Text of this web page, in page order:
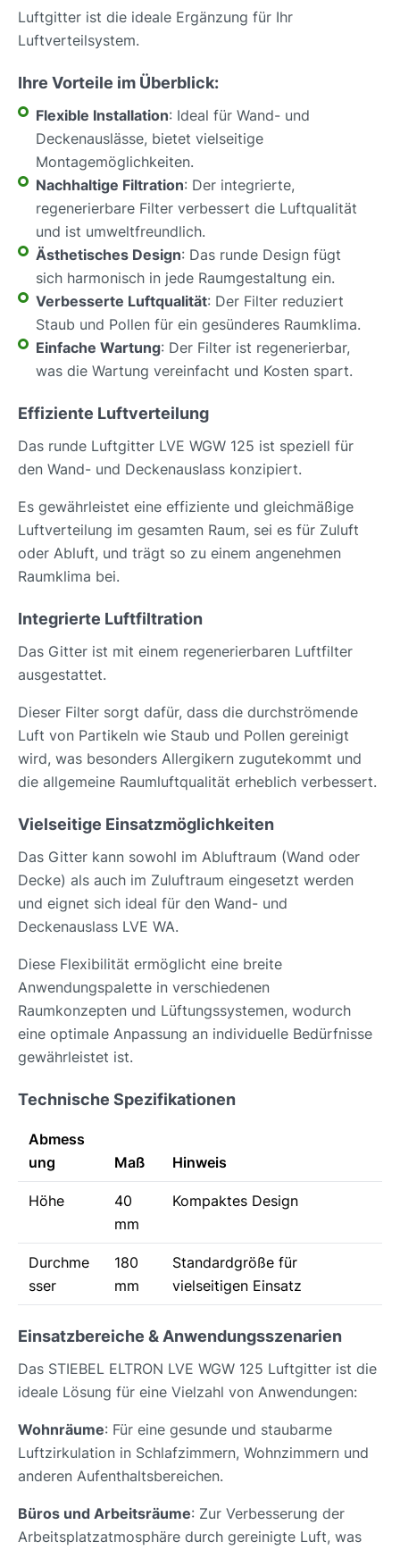
Luftgitter ist die ideale Ergänzung für Ihr
Luftverteilsystem.
Ihre Vorteile im Überblick:
Flexible Installation: Ideal für Wand- und
Deckenauslässe, bietet vielseitige
Montagemöglichkeiten.
Nachhaltige Filtration: Der integrierte,
regenerierbare Filter verbessert die Luftqualität
und ist umweltfreundlich.
Ästhetisches Design: Das runde Design fügt
sich harmonisch in jede Raumgestaltung ein.
Verbesserte Luftqualität: Der Filter reduziert
Staub und Pollen für ein gesünderes Raumklima.
Einfache Wartung: Der Filter ist regenerierbar,
was die Wartung vereinfacht und Kosten spart.
Effiziente Luftverteilung
Das runde Luftgitter LVE WGW 125 ist speziell für
den Wand- und Deckenauslass konzipiert.
Es gewährleistet eine effiziente und gleichmäßige
Luftverteilung im gesamten Raum, sei es für Zuluft
oder Abluft, und trägt so zu einem angenehmen
Raumklima bei.
Integrierte Luftfiltration
Das Gitter ist mit einem regenerierbaren Luftfilter
ausgestattet.
Dieser Filter sorgt dafür, dass die durchströmende
Luft von Partikeln wie Staub und Pollen gereinigt
wird, was besonders Allergikern zugutekommt und
die allgemeine Raumluftqualität erheblich verbessert.
Vielseitige Einsatzmöglichkeiten
Das Gitter kann sowohl im Abluftraum (Wand oder
Decke) als auch im Zuluftraum eingesetzt werden
und eignet sich ideal für den Wand- und
Deckenauslass LVE WA.
Diese Flexibilität ermöglicht eine breite
Anwendungspalette in verschiedenen
Raumkonzepten und Lüftungssystemen, wodurch
eine optimale Anpassung an individuelle Bedürfnisse
gewährleistet ist.
Technische Spezifikationen
Abmess
ung
Maß Hinweis
Höhe
40
mm
Kompaktes Design
Durchme
sser
180
mm
Standardgröße für
vielseitigen Einsatz
Einsatzbereiche & Anwendungsszenarien
Das STIEBEL ELTRON LVE WGW 125 Luftgitter ist die
ideale Lösung für eine Vielzahl von Anwendungen:
Wohnräume: Für eine gesunde und staubarme
Luftzirkulation in Schlafzimmern, Wohnzimmern und
anderen Aufenthaltsbereichen.
Büros und Arbeitsräume: Zur Verbesserung der
Arbeitsplatzatmosphäre durch gereinigte Luft, was